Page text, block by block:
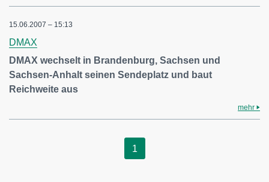
15.06.2007 – 15:13
DMAX
DMAX wechselt in Brandenburg, Sachsen und
Sachsen-Anhalt seinen Sendeplatz und baut
Reichweite aus
mehr
1